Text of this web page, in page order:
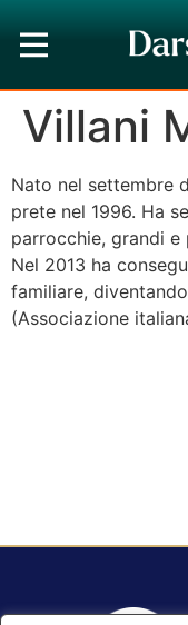
Villani
Nato nel settembre
prete nel 1996. Ha
parrocchie, grandi e
Nel 2013 ha
familiare,
(Associazione